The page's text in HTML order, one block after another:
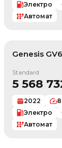
Электро
Автомат
Genesis
Standard
5 568
2022
Электро
Автомат